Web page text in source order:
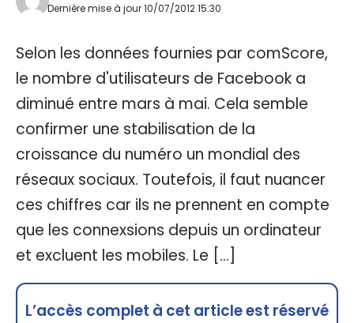
Dernière mise à jour 10/07/2012 15:30
Selon les données fournies par comScore,
le nombre d'utilisateurs de Facebook a
diminué entre mars à mai. Cela semble
confirmer une stabilisation de la
croissance du numéro un mondial des
réseaux sociaux. Toutefois, il faut nuancer
ces chiffres car ils ne prennent en compte
que les connexsions depuis un ordinateur
et excluent les mobiles. Le […]
L’accès complet à cet article est réservé